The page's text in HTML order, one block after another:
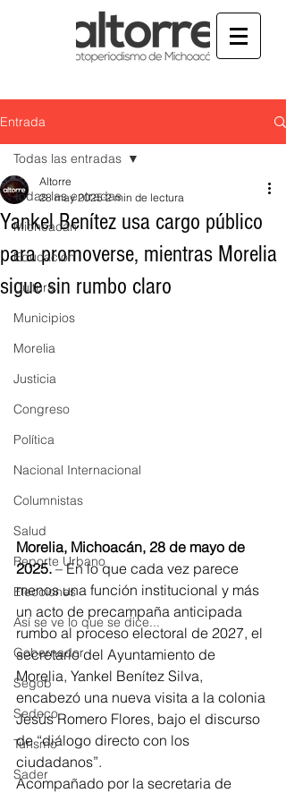
Entrada
Todas las entradas
Michoacán
Educación
Cultura
Municipios
Morelia
Justicia
Congreso
Política
Nacional Internacional
Columnistas
Salud
Reporte Urbano
Elecciones
Así se ve lo que se dice...
Gobernador
Segob
Sedeco
Turismo
Sader
Todas las entradas
Yankel Benítez usa cargo público
para promoverse, mientras Morelia
sigue sin rumbo claro
Altorre
28 may 2025 2 min de lectura
Morelia, Michoacán, 28 de mayo de
2025. – En lo que cada vez parece
menos una función institucional y más
un acto de precampaña anticipada
rumbo al proceso electoral de 2027, el
secretario del Ayuntamiento de
Morelia, Yankel Benítez Silva,
encabezó una nueva visita a la colonia
Jesús Romero Flores, bajo el discurso
de “diálogo directo con los
ciudadanos”.
Acompañado por la secretaria de